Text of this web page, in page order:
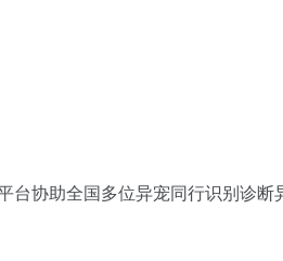
台协助全国多位异宠同行识别诊